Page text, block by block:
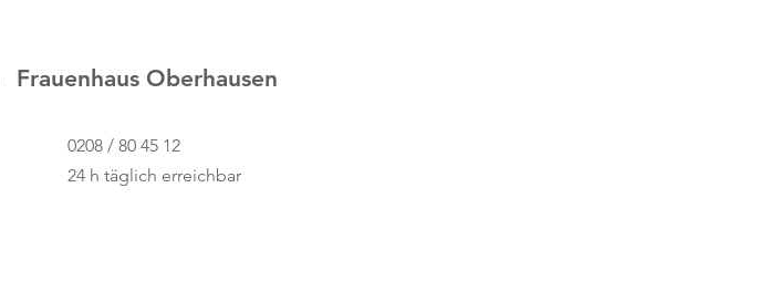
Frauenhaus Oberhausen
0208 / 80 45 12
24 h täglich erreichbar